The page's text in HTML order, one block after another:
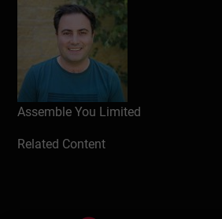
priorizar y separar tus tareas y
Después veremos cómo
de tareas, y las herramientas
Write a review
Assemble You Limited
Related Content